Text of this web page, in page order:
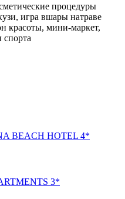
процедуры
игра вшары натраве
красоты, мини-маркет,
BEACH HOTEL 4*
3*